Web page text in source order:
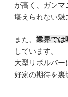
が高く、ガンマ
堪えられない魅
また、 業界では
しています。
大型リボルバー
好家の期待を裏